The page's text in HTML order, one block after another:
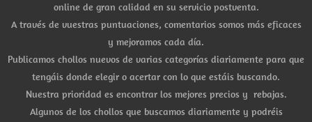
libros
online de gran calidad en su servicio postventa.
A través de vuestras puntuaciones, comentarios somos más eficaces
y mejoramos cada día.
Publicamos chollos nuevos de varias categorías diariamente para que
tengáis donde elegir o acertar con lo que estáis buscando.
Nuestra prioridad es encontrar los mejores precios y rebajas.
Algunos de los chollos que buscamos diariamente y podréis